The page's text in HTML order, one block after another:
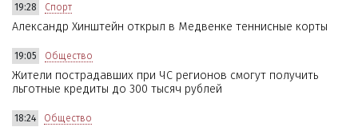
19:28 Спорт
Александр Хинштейн открыл в Медвенке теннисные корты
19:05 Общество
Жители пострадавших при ЧС регионов смогут получить
льготные кредиты до 300 тысяч рублей
18:24 Общество